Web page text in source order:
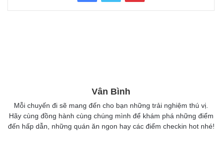
Vân Bình
Mỗi chuyến đi sẽ mang đến cho bạn những trải nghiệm thú vị.
Hãy cùng đồng hành cùng chúng mình để khám phá những điểm
đến hấp dẫn, những quán ăn ngon hay các điểm checkin hot nhé!